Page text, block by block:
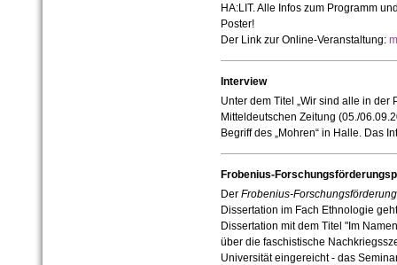
HA:LIT. Alle Infos zum Programm
Poster!
Der Link zur Online-Veranstaltung:
Interview
Unter dem Titel „Wir sind alle in der
Mitteldeutschen Zeitung (05./
Begriff des „Mohren“ in Halle. Das
Frobenius-
Der Frobenius-
Dissertation im Fach Ethnologie
Dissertation mit dem Titel "Im
über die faschistische
Universität eingereicht - das